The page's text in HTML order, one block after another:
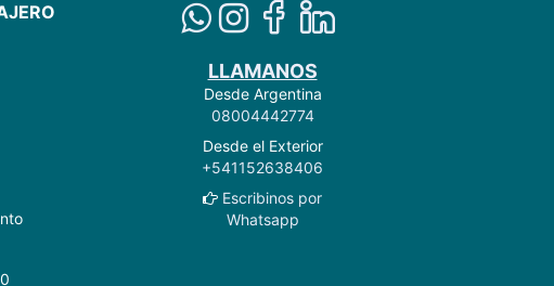
LLAMANOS
Desde Argentina
08004442774
Desde el Exterior
+541152638406
Escribinos por
Whatsapp